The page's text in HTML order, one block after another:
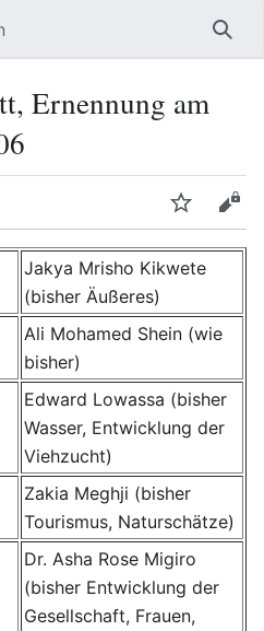
Ernennung am
Jakya Mrisho Kikwete
(bisher Äußeres)
Ali Mohamed Shein (wie
bisher)
Edward Lowassa (bisher
Wasser, Entwicklung der
Viehzucht)
Zakia Meghji (bisher
Tourismus, Naturschätze)
Dr. Asha Rose Migiro
(bisher Entwicklung der
Gesellschaft, Frauen,